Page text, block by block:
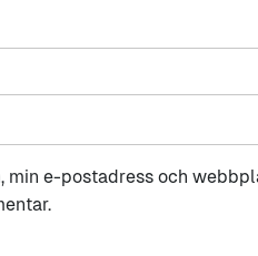
min e-postadress och